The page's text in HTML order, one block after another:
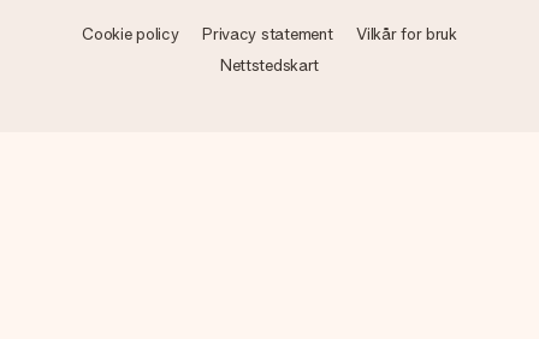
Cookie policy Privacy statement
Vilkår for bruk
Nettstedskart